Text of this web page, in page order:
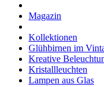
Magazin
Kollektionen
Glühbirnen im
Kreative
Kristallleuchten
Lampen aus Glas